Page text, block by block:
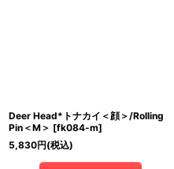
Deer Head*トナカイ＜顔＞/Rolling
Pin＜M＞ [fk084-m]
5,830円(税込)